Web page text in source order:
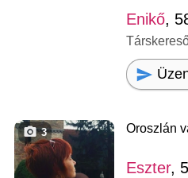
Enikő,
3 Oroszlán
Eszter,